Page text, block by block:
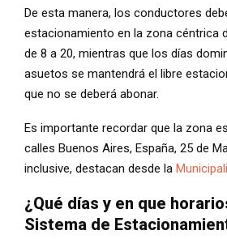
De esta manera, los conductores
estacionamiento en la zona céntrica
de 8 a 20, mientras que los días
asuetos se mantendrá el libre
que no se deberá abonar.
Es importante recordar que la zona
calles Buenos Aires, España, 25 de
inclusive, destacan desde la
¿Qué días y en que
Sistema de